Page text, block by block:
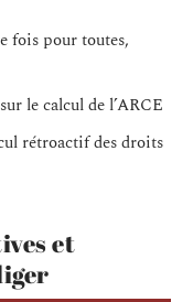
fois pour toutes,
le calcul de l’ARCE
rétroactif des droits
et